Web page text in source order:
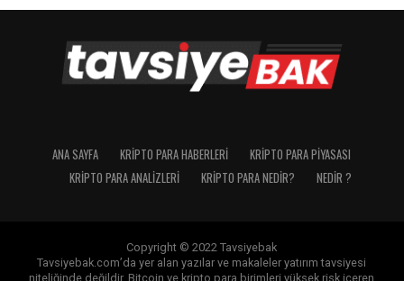
ANA SAYFA KRIPTO PARA HABERLERI
KRIPTO PARA PIYASASI
KRIPTO PARA ANALIZLERI
KRIPTO PARA NEDIR? NEDIR ?
Copyright © 2022 Tavsiyebak
Tavsiyebak.com’da yer alan yazılar ve makaleler yatırım tavsiyesi
niteliğinde değildir. Bitcoin ve kripto para birimleri yüksek risk içeren